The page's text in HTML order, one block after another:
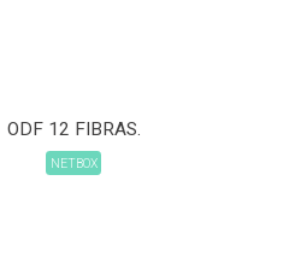
ODF 12 FIBRAS.
NETBOX